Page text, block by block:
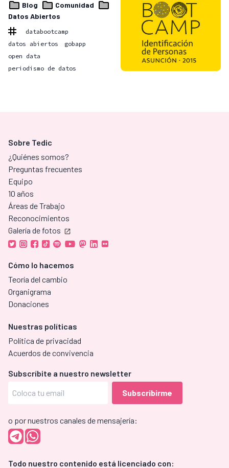
Blog
Comunidad
Datos Abiertos
databootcamp
datos abiertos
gobapp
open data
periodismo de datos
Sobre Tedic
¿Quiénes somos?
Preguntas frecuentes
Equipo
10 años
Áreas de Trabajo
Reconocimientos
Galería de fotos
Cómo lo hacemos
Teoría del cambio
Organigrama
Donaciones
Nuestras políticas
Política de privacidad
Acuerdos de convivencia
Subscríbite a nuestro newsletter
o por nuestros canales de mensajería:
Todo nuestro contenido está licenciado con: